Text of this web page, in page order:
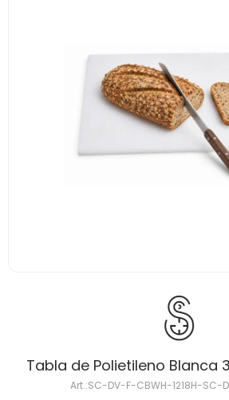
Tabla de Polietileno Blanca
SC-DV-F-CBWH-1218H-SC-